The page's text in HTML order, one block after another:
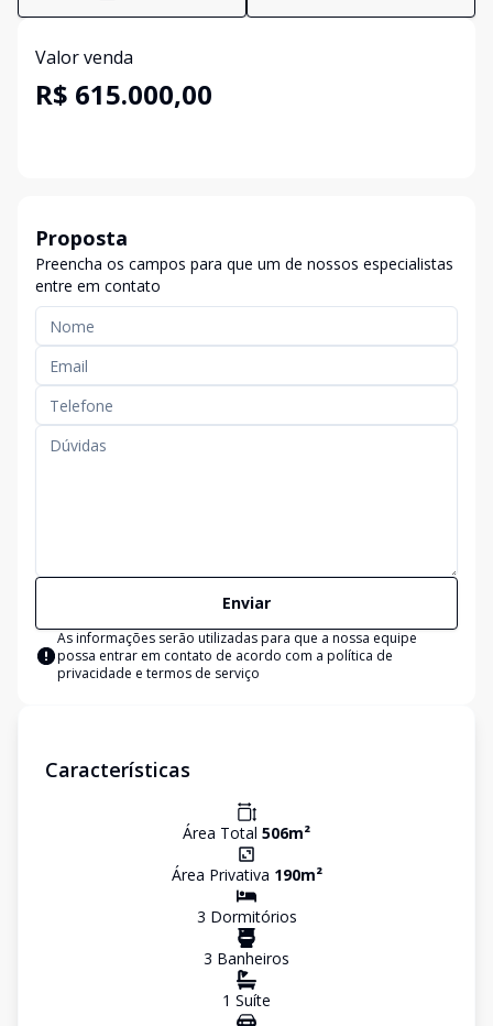
Valor venda
R$ 615.000,00
Proposta
Preencha os campos para que um de nossos especialistas
entre em contato
Enviar
As informações serão utilizadas para que a nossa equipe
possa entrar em contato de acordo com a política de
privacidade e termos de serviço
Características
Área Total 506m²
Área Privativa 190m²
3 Dormitórios
3 Banheiros
1 Suíte